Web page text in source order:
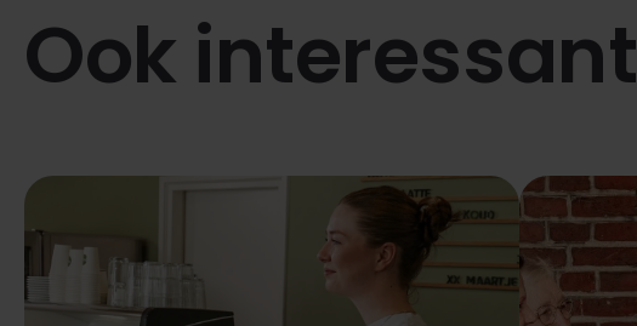
Ook interessant